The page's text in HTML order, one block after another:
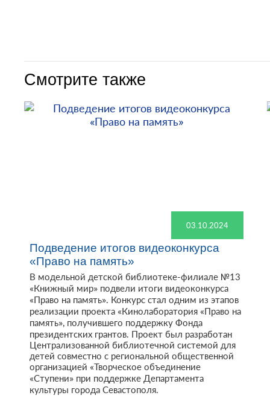
Смотрите также
03.10.2024
Подведение итогов видеоконкурса
«Право на память»
В модельной детской библиотеке-филиале №13
«Книжный мир» подвели итоги видеоконкурса
«Право на память». Конкурс стал одним из этапов
реализации проекта «Кинолаборатория «Право на
память», получившего поддержку Фонда
президентских грантов. Проект был разработан
Централизованной библиотечной системой для
детей совместно с региональной общественной
организацией «Творческое объединение
«Ступени» при поддержке Департамента
культуры города Севастополя.